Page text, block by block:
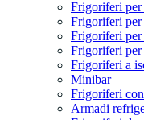
Frigoriferi
Frigoriferi per
Frigoriferi per
Frigoriferi per
Frigoriferi a
Minibar
Frigoriferi
Armadi